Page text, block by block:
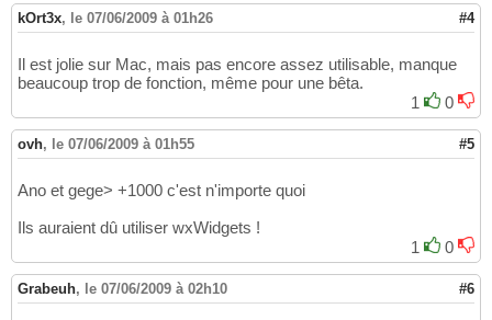
kOrt3x, le 07/06/2009 à 01h26 #4
Il est jolie sur Mac, mais pas encore assez utilisable, manque
beaucoup trop de fonction, même pour une bêta.
1
0
ovh, le 07/06/2009 à 01h55 #5
Ano et gege> +1000 c'est n'importe quoi
Ils auraient dû utiliser wxWidgets !
1
0
Grabeuh, le 07/06/2009 à 02h10 #6